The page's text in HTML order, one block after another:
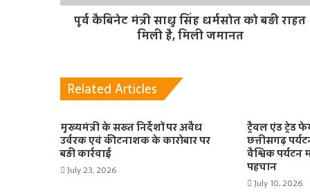
पूर्व कैबिनेट मंत्री साधु सिंह धर्मसोत को बड़ी राहत
मिली है, मिली जमानत
Related Articles
मुख्यमंत्री के सख्त निर्देशों पर अवैध
उर्वरक एवं कीटनाशक के कारोबार पर
बड़ी कार्रवाई
July 23, 2026
ट्रैवल एंड ट्रेड
छत्तीसगढ़
वैश्विक पर्यटन
पहचान
July 10, 2026